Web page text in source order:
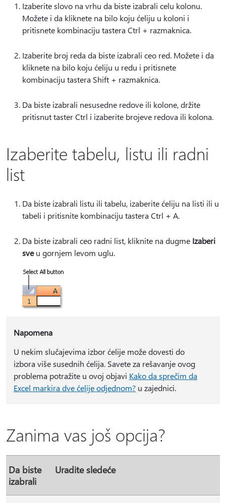
Izaberite slovo na vrhu da biste izabrali celu kolonu.
Možete i da kliknete na bilo koju ćeliju u koloni i
pritisnete kombinaciju tastera Ctrl + razmaknica.
Izaberite broj reda da biste izabrali ceo red. Možete i da
kliknete na bilo koju ćeliju u redu i pritisnete
kombinaciju tastera Shift + razmaknica.
Da biste izabrali nesusedne redove ili kolone, držite
pritisnut taster Ctrl i izaberite brojeve redova ili kolona.
Izaberite tabelu, listu ili radni
list
Da biste izabrali listu ili tabelu, izaberite ćeliju na listi ili u
tabeli i pritisnite kombinaciju tastera Ctrl + A.
Da biste izabrali ceo radni list, kliknite na dugme Izaberi
sveu gornjem levom uglu.
Napomena
U nekim slučajevima izbor ćelije može dovesti do
izbora više susednih ćelija. Savete za rešavanje ovog
problema potražite u ovoj objavi Kako da sprečim da
Excel markira dve ćelije odjednom?u zajednici.
Zanima vas još opcija?
Da biste
izabrali
Uradite sledeće